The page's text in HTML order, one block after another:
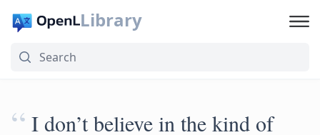
Library
“ I don’t believe in the kind of